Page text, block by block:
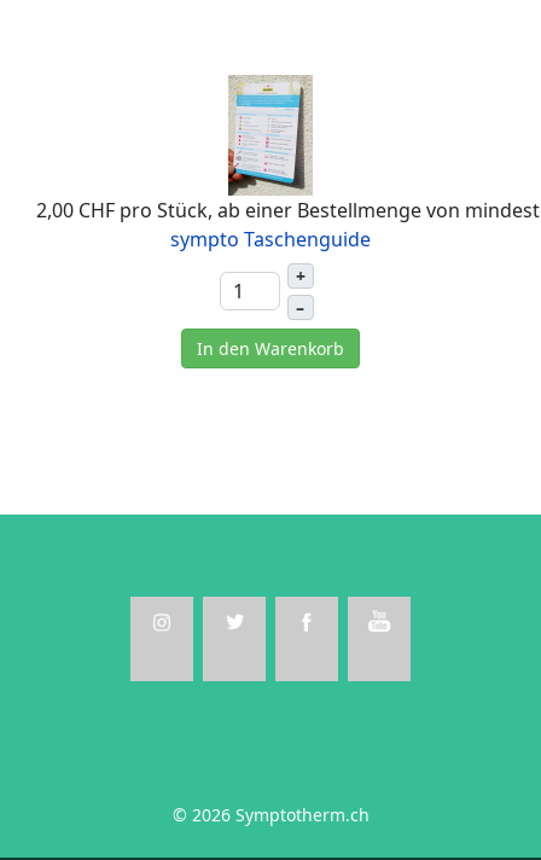
2,00 CHF pro Stück, ab einer Bestellmenge von
sympto Taschenguide
+
–
In den Warenkorb
© 2026 Symptotherm.ch